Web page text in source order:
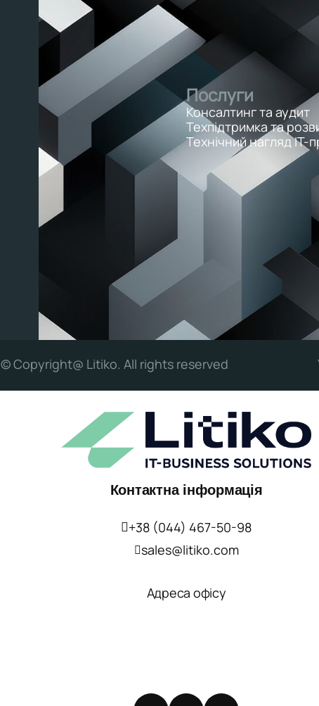
Послуги
Консалтинг та аудит
Техпідтримка та
Технічний нагляд ІТ-
© Copyright@ Litiko. All rights reserved
Контактна інформація
+38 (044) 467-50-98
sales@litiko.com
Адреса офісу